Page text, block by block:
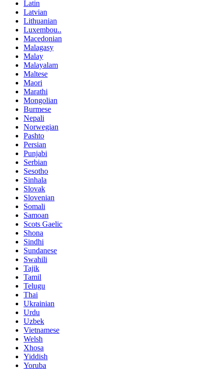
Latin
Latvian
Lithuanian
Luxembou..
Macedonian
Malagasy
Malay
Malayalam
Maltese
Maori
Marathi
Mongolian
Burmese
Nepali
Norwegian
Pashto
Persian
Punjabi
Serbian
Sesotho
Sinhala
Slovak
Slovenian
Somali
Samoan
Scots Gaelic
Shona
Sindhi
Sundanese
Swahili
Tajik
Tamil
Telugu
Thai
Ukrainian
Urdu
Uzbek
Vietnamese
Welsh
Xhosa
Yiddish
Yoruba